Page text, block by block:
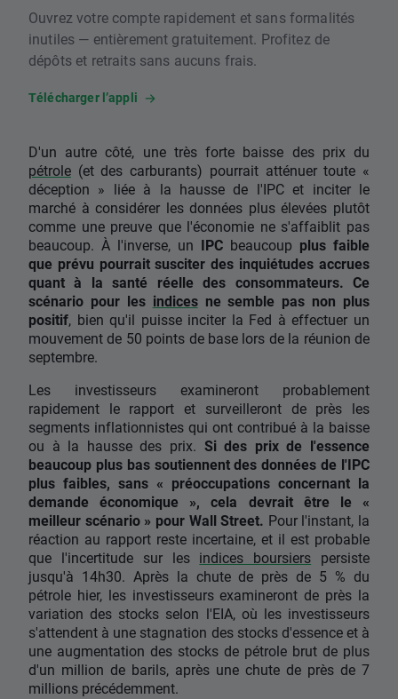
Ouvrez votre compte rapidement et sans formalités
inutiles — entièrement gratuitement. Profitez de
dépôts et retraits sans aucuns frais.
Télécharger l’appli
D'un autre côté, une très forte baisse des prix du
pétrole (et des carburants) pourrait atténuer toute «
déception » liée à la hausse de l'IPC et inciter le
marché à considérer les données plus élevées plutôt
comme une preuve que l'économie ne s'affaiblit pas
beaucoup. À l'inverse, un IPC beaucoup plus faible
que prévu pourrait susciter des inquiétudes accrues
quant à la santé réelle des consommateurs. Ce
scénario pour les indicesne semble pas non plus
positif, bien qu'il puisse inciter la Fed à effectuer un
mouvement de 50 points de base lors de la réunion de
septembre.
Les investisseurs examineront probablement
rapidement le rapport et surveilleront de près les
segments inflationnistes qui ont contribué à la baisse
ou à la hausse des prix. Si des prix de l'essence
beaucoup plus bas soutiennent des données de l'IPC
plus faibles, sans « préoccupations concernant la
demande économique », cela devrait être le «
meilleur scénario » pour Wall Street. Pour l'instant, la
réaction au rapport reste incertaine, et il est probable
que l'incertitude sur les indices boursiers persiste
jusqu'à 14h30. Après la chute de près de 5 % du
pétrole hier, les investisseurs examineront de près la
variation des stocks selon l'EIA, où les investisseurs
s'attendent à une stagnation des stocks d'essence et à
une augmentation des stocks de pétrole brut de plus
d'un million de barils, après une chute de près de 7
millions précédemment.